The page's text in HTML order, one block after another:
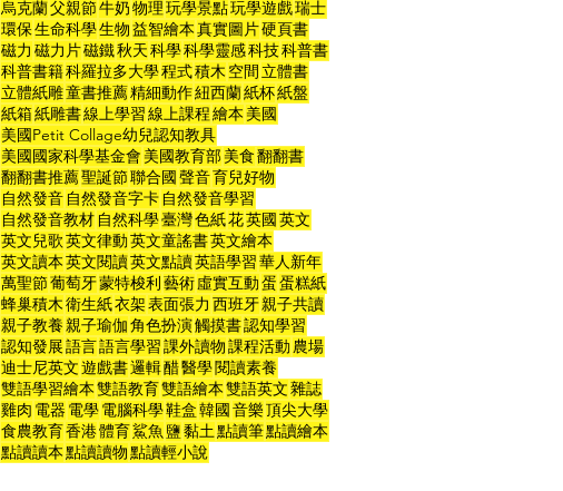
烏克蘭父親節牛奶物理玩學景點玩學遊戲瑞士
環保生命科學生物益智繪本真實圖片硬頁書
磁力 磁力片磁鐵秋天科學科學靈感科技科普書
科普書籍科羅拉多大學程式積木 空間 立體書
立體紙雕童書推薦精細動作紐西蘭紙杯紙盤
紙箱紙雕書線上學習線上課程繪本 美國
美國Petit Collage幼兒認知教具
美國國家科學基金會 美國教育部美食翻翻書
翻翻書推薦聖誕節聯合國聲音育兒好物
自然發音 自然發音字卡 自然發音學習
自然發音教材 自然科學臺灣色紙花英國英文
英文兒歌英文律動英文童謠書英文繪本
英文讀本英文閱讀英文點讀英語學習華人新年
萬聖節葡萄牙蒙特梭利藝術虛實互動蛋蛋糕紙
蜂巢積木衛生紙衣架表面張力 西班牙親子共讀
親子教養親子瑜伽角色扮演觸摸書認知學習
認知發展語言語言學習課外讀物課程活動 農場
迪士尼英文遊戲書邏輯醋醫學閱讀素養
雙語學習繪本雙語教育雙語繪本雙語英文雜誌
雞肉 電器 電學電腦科學鞋盒韓國音樂頂尖大學
食農教育香港體育鯊魚 鹽黏土點讀筆點讀繪本
點讀讀本點讀讀物點讀輕小說